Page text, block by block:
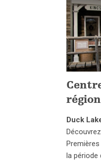
Duck
la période